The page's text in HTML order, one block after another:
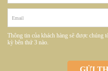
Thông tin của khách hàng sẽ được chúng
kỳ bên thứ 3 nào.